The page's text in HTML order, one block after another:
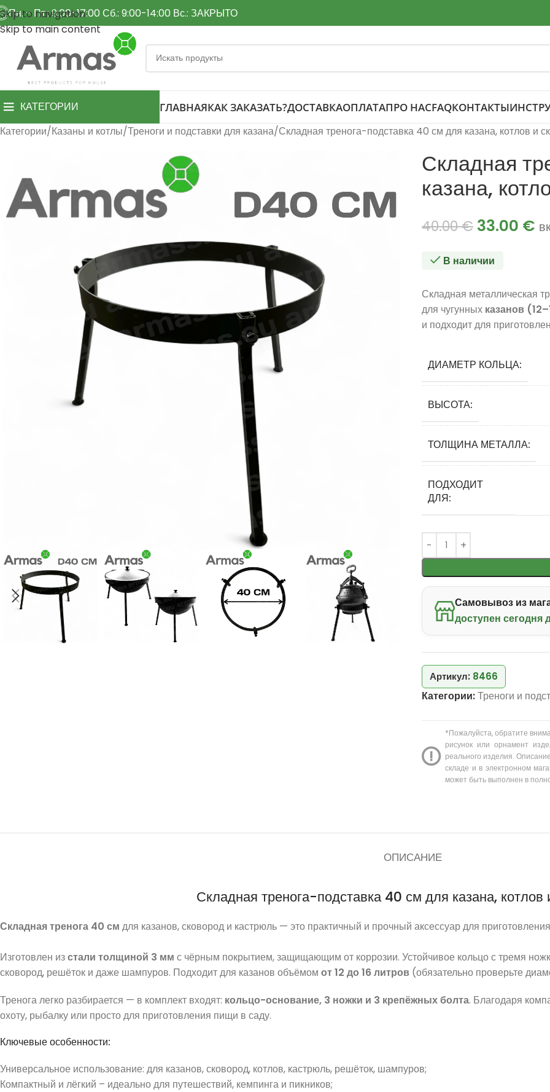
Skip to navigation
Skip to main content
Пн. - Пт.: 9:00-17:00 Сб.: 9:00-14:00 Вс.: ЗАКРЫТО
КАТЕГОРИИ ГЛАВНАЯКАК ЗАКАЗАТЬ?ДОСТАВКАОПЛАТАПРО НАСFAQКОНТАКТЫ
Категории Казаны и котлы Треноги и подставки для казана Складная тренога-подставка 40 см для казана, котлов и
Складная
казана,
40.00€ 33.00 €
В наличии
Складная металлическая
для чугунных казанов
и подходит для
ДИАМЕТР КОЛЬЦА:
ВЫСОТА:
ТОЛЩИНА МЕТАЛЛА:
ПОДХОДИТ
ДЛЯ:
Самовывоз из
доступен сегодня
Артикул: 8466
Категории:Треноги и
*Пожалуйста, обратите
рисунок или орнамент
реального изделия.
складе и в электронном
может быть выполнен в
ОПИСАНИЕ
Складная тренога-подставка 40 см для казана, котлов
Складная тренога 40 см для казанов, сковород и кастрюль — это практичный и прочный аксессуар для
Изготовлен изстали толщиной 3 мм с чёрным покрытием, защищающим от коррозии. Устойчивое кольцо с тремя
сковород, решёток и даже шампуров. Подходит для казанов объёмом от 12 до 16 литров (обязательно проверьте
Тренога легко разбирается — в комплект входят: кольцо-основание, 3 ножки и 3 крепёжных болта. Благодаря
охоту, рыбалку или просто для приготовления пищи в саду.
Ключевые особенности:
Универсальное использование: для казанов, сковород, котлов, кастрюль, решёток, шампуров;
Компактный и лёгкий – идеально для путешествий, кемпинга и пикников;